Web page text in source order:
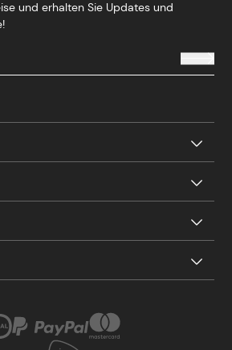
und erhalten Sie Updates und